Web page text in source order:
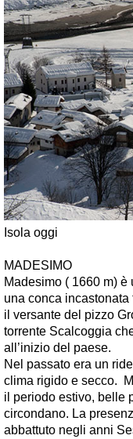
Isola oggi
MADESIMO
Madesimo ( 1660 m)
una conca
il versante del pizzo
torrente Scalcoggia
all’inizio del paese.
Nel passato era un
clima rigido e secco.
il periodo estivo, belle
circondano. La
abbattuto negli anni